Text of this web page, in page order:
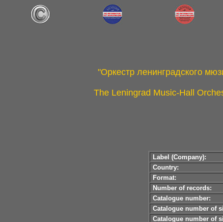
"Оркестр ленинградского
The Leningrad Music-Hall
Label (Company):
Country:
Format:
Number of records:
Catalogue number:
Catalogue number of
Catalogue number of